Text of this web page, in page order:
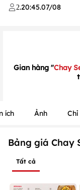
2.20:45.07/08
Gian hàng "Chay
ích Ảnh
Bảng giá Chay
Tất cả